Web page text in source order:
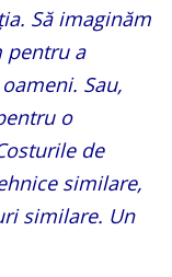
Să imaginăm
pentru a
Sau,
o
de
similare,
similare. Un